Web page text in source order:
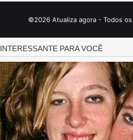
©2026 Atualiza agora - Todos